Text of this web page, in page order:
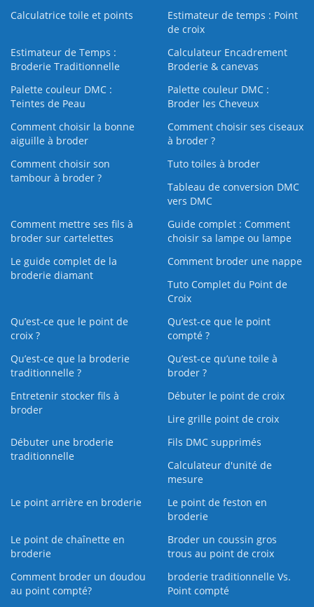
Calculatrice toile et points
Estimateur de temps : Point
de croix
Estimateur de Temps :
Broderie Traditionnelle
Calculateur Encadrement
Broderie & canevas
Palette couleur DMC :
Teintes de Peau
Palette couleur DMC :
Broder les Cheveux
Comment choisir la bonne
aiguille à broder
Comment choisir ses ciseaux
à broder ?
Comment choisir son
tambour à broder ?
Tuto toiles à broder
Tableau de conversion DMC
vers DMC
Comment mettre ses fils à
broder sur cartelettes
Guide complet : Comment
choisir sa lampe ou lampe
Le guide complet de la
broderie diamant
Comment broder une nappe
Tuto Complet du Point de
Croix
Qu’est-ce que le point de
croix ?
Qu’est-ce que le point
compté ?
Qu’est-ce que la broderie
traditionnelle ?
Qu’est‑ce qu’une toile à
broder ?
Entretenir stocker fils à
broder
Débuter le point de croix
Lire grille point de croix
Débuter une broderie
traditionnelle
Fils DMC supprimés
Calculateur d'unité de
mesure
Le point arrière en broderie
Le point de feston en
broderie
Le point de chaînette en
broderie
Broder un coussin gros
trous au point de croix
Comment broder un doudou
au point compté?
broderie traditionnelle Vs.
Point compté